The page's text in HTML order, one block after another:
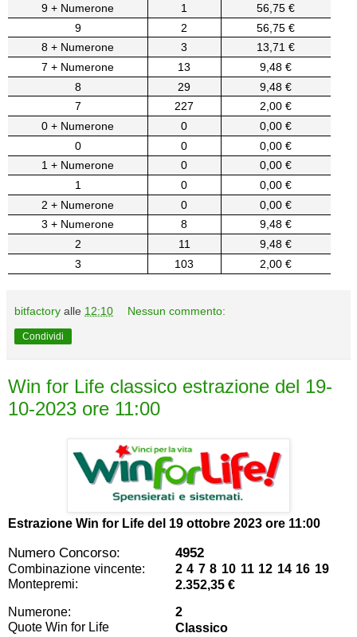
9 + Numerone
1
56,75 €
9
2
56,75 €
8 + Numerone
3
13,71 €
7 + Numerone
13
9,48 €
8
29
9,48 €
7
227
2,00 €
0 + Numerone
0
0,00 €
0
0
0,00 €
1 + Numerone
0
0,00 €
1
0
0,00 €
2 + Numerone
0
0,00 €
3 + Numerone
8
9,48 €
2
11
9,48 €
3
103 2,00 €
bitfactory alle 12:10 Nessun commento:
Condividi
Win for Life classico estrazione del 19-
10-2023 ore 11:00
Estrazione Win for Life del 19 ottobre 2023 ore 11:00
Numero Concorso: 4952
Combinazione vincente:
2 4 7 8 10 11 12 14 16 19
Montepremi:
2.352,35 €
Numerone:
2
Quote Win for Life
Classico